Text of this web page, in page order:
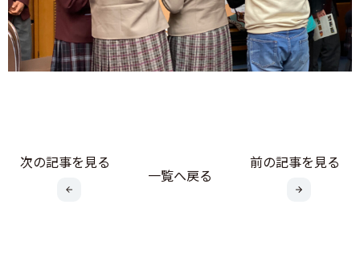
次の記事を見る
一覧へ戻る
前の記事を見る